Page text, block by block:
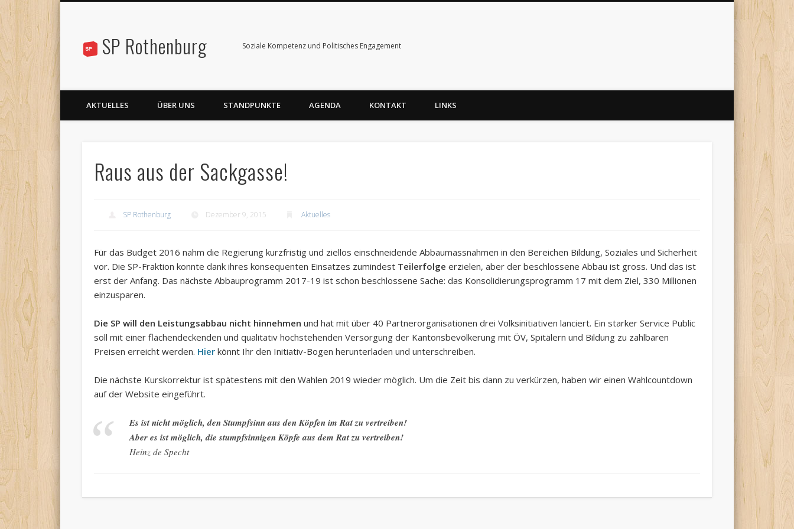
SP Rothenburg Soziale Kompetenz und Politisches Engagement
AKTUELLES ÜBER UNS STANDPUNKTE AGENDA KONTAKT LINKS
Raus aus der Sackgasse!
SP Rothenburg Dezember 9, 2015 Aktuelles
Für das Budget 2016 nahm die Regierung kurzfristig und ziellos einschneidende Abbaumassnahmen in den Bereichen Bildung, Soziales und Sicherheit
vor. Die SP-Fraktion konnte dank ihres konsequenten Einsatzes zumindest Teilerfolge erzielen, aber der beschlossene Abbau ist gross. Und das ist
erst der Anfang. Das nächste Abbauprogramm 2017-19 ist schon beschlossene Sache: das Konsolidierungsprogramm 17 mit dem Ziel, 330 Millionen
einzusparen.
Die SP will den Leistungsabbau nicht hinnehmen und hat mit über 40 Partnerorganisationen drei Volksinitiativen lanciert. Ein starker Service Public
soll mit einer flächendeckenden und qualitativ hochstehenden Versorgung der Kantonsbevölkerung mit ÖV, Spitälern und Bildung zu zahlbaren
Preisen erreicht werden. Hierkönnt Ihr den Initiativ-Bogen herunterladen und unterschreiben.
Die nächste Kurskorrektur ist spätestens mit den Wahlen 2019 wieder möglich. Um die Zeit bis dann zu verkürzen, haben wir einen Wahlcountdown
auf der Website eingeführt.
Es ist nicht möglich, den Stumpfsinn aus den Köpfen im Rat zu vertreiben!
Aber es ist möglich, die stumpfsinnigen Köpfe aus dem Rat zu vertreiben!
Heinz de Specht